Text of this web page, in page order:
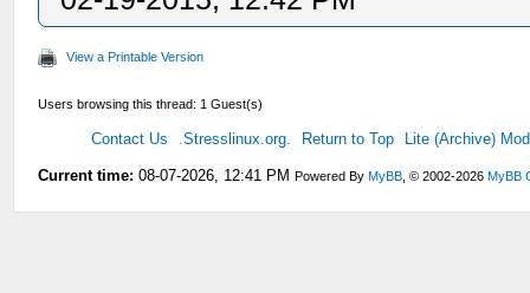
View a Printable Version
Users browsing this thread: 1 Guest(s)
Contact Us .Stresslinux.org. Return to Top Lite (Archive)
Current time: 08-07-2026, 12:41 PM Powered ByMyBB , © 2002-2026MyBB